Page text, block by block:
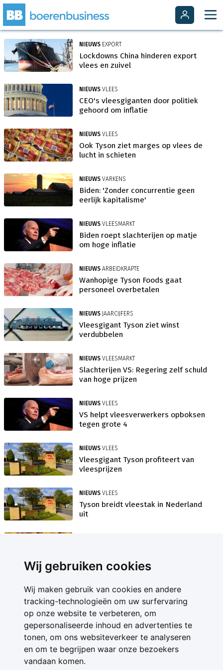
Wij gebruiken cookies
Wij maken gebruik van cookies en andere
tracking-technologieën om uw surfervaring
op onze website te verbeteren, om
gepersonaliseerde inhoud en advertenties te
tonen, om ons websiteverkeer te analyseren
en om te begrijpen waar onze bezoekers
vandaan komen.
NIEUWS EXPORT
Lockdowns China hinderen export
vlees en zuivel
NIEUWS VLEES
CEO's vleesgiganten door politiek
gehoord om inflatie
NIEUWS VLEES
Ook Tyson ziet marges op vlees de
lucht in schieten
NIEUWS VARKENS
Biden: 'Zonder concurrentie geen
eerlijk kapitalisme'
NIEUWS VLEESMARKT
Biden roept slachterijen op matje
om hoge inflatie
NIEUWS ARBEIDKRAPTE
Wanhopige Tyson Foods gaat
personeel overbetalen
NIEUWS JAARCIJFERS
Vleesgigant Tyson ziet winst
verdubbelen
NIEUWS VLEESMARKT
Slachterijen VS: Regering zelf schuld
van hoge prijzen
NIEUWS VLEES
VS helpt vleesverwerkers opboksen
tegen grote 4
NIEUWS VLEES
Vleesgigant Tyson profiteert van
vleesprijzen
NIEUWS VLEES
Tyson breidt vleestak in Nederland
uit
Contact
Feedback
Nieuwsbrief
Adverteren